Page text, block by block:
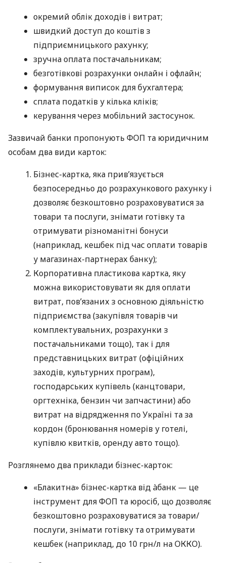
окремий облік доходів і витрат;
швидкий доступ до коштів з
підприємницького рахунку;
зручна оплата постачальникам;
безготівкові розрахунки онлайн і офлайн;
формування виписок для бухгалтера;
сплата податків у кілька кліків;
керування через мобільний застосунок.
Зазвичай банки пропонують ФОП та юридичним
особам два види карток:
Бізнес-картка, яка прив’язується
безпосередньо до розрахункового рахунку і
дозволяє безкоштовно розраховуватися за
товари та послуги, знімати готівку та
отримувати різноманітні бонуси
(наприклад, кешбек під час оплати товарів
у магазинах-партнерах банку);
Корпоративна пластикова картка, яку
можна використовувати як для оплати
витрат, пов’язаних з основною діяльністю
підприємства (закупівля товарів чи
комплектувальних, розрахунки з
постачальниками тощо), так і для
представницьких витрат (офіційних
заходів, культурних програм),
господарських купівель (канцтовари,
оргтехніка, бензин чи запчастини) або
витрат на відрядження по Україні та за
кордон (бронювання номерів у готелі,
купівлю квитків, оренду авто тощо).
Розглянемо два приклади бізнес-карток:
«Блакитна» бізнес-картка від àбанк — це
інструмент для ФОП та юросіб, що дозволяє
безкоштовно розраховуватися за товари/
послуги, знімати готівку та отримувати
кешбек (наприклад, до 10 грн/л на ОККО).